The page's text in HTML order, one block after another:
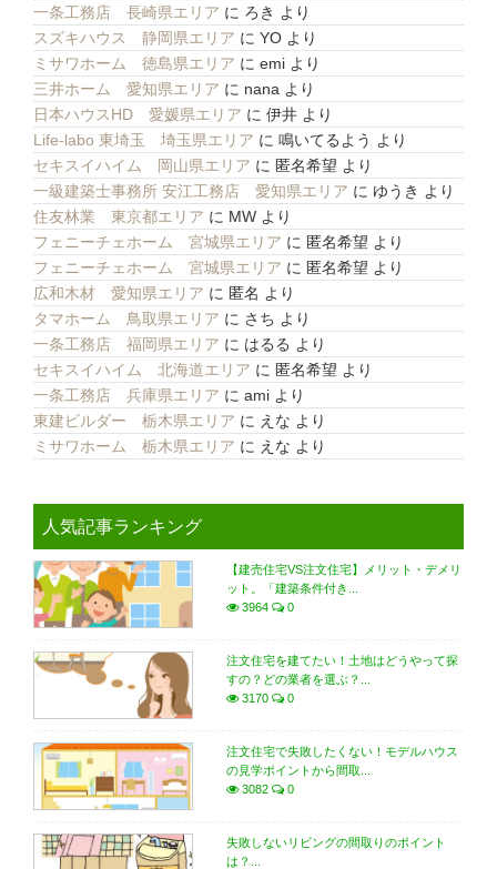
一条工務店 長崎県エリア に ろき より
スズキハウス 静岡県エリア に YO より
ミサワホーム 徳島県エリア に emi より
三井ホーム 愛知県エリア に nana より
日本ハウスHD 愛媛県エリア に 伊井 より
Life-labo 東埼玉 埼玉県エリア に 鳴いてるよう より
セキスイハイム 岡山県エリア に 匿名希望 より
一級建築士事務所 安江工務店 愛知県エリア に ゆうき より
住友林業 東京都エリア に MW より
フェニーチェホーム 宮城県エリア に 匿名希望 より
フェニーチェホーム 宮城県エリア に 匿名希望 より
広和木材 愛知県エリア に 匿名 より
タマホーム 鳥取県エリア に さち より
一条工務店 福岡県エリア に はるる より
セキスイハイム 北海道エリア に 匿名希望 より
一条工務店 兵庫県エリア に ami より
東建ビルダー 栃木県エリア に えな より
ミサワホーム 栃木県エリア に えな より
人気記事ランキング
【建売住宅VS注文住宅】メリット・デメリ
ット。「建築条件付き...
3964
0
注文住宅を建てたい！土地はどうやって探
すの？どの業者を選ぶ？...
3170
0
注文住宅で失敗したくない！モデルハウス
の見学ポイントから間取...
3082
0
失敗しないリビングの間取りのポイント
は？...